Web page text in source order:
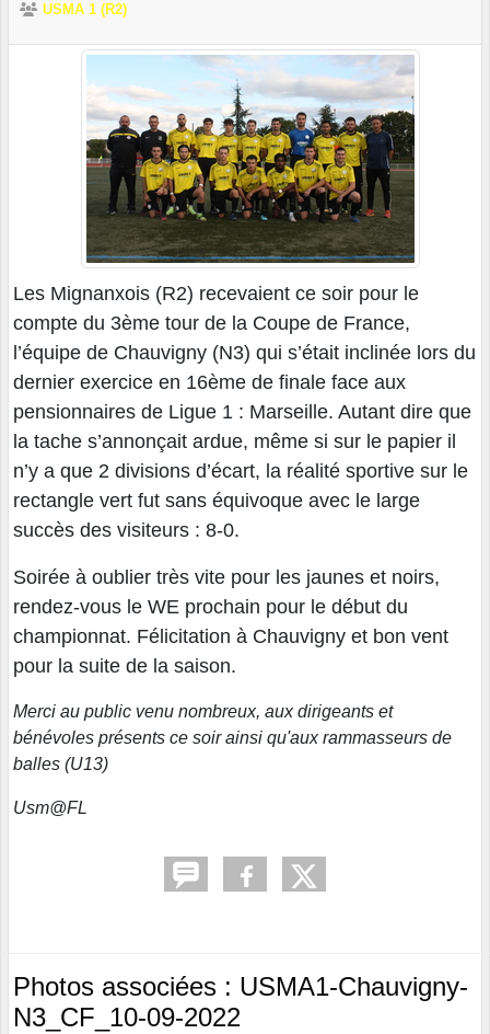
USMA 1 (R2)
Les Mignanxois (R2) recevaient ce soir pour le
compte du 3ème tour de la Coupe de France,
l’équipe de Chauvigny (N3) qui s’était inclinée lors du
dernier exercice en 16ème de finale face aux
pensionnaires de Ligue 1 : Marseille. Autant dire que
la tache s’annonçait ardue, même si sur le papier il
n’y a que 2 divisions d’écart, la réalité sportive sur le
rectangle vert fut sans équivoque avec le large
succès des visiteurs : 8-0.
Soirée à oublier très vite pour les jaunes et noirs,
rendez-vous le WE prochain pour le début du
championnat. Félicitation à Chauvigny et bon vent
pour la suite de la saison.
Merci au public venu nombreux, aux dirigeants et
bénévoles présents ce soir ainsi qu'aux rammasseurs de
balles (U13)
Usm@FL
Photos associées : USMA1-Chauvigny-
N3_CF_10-09-2022